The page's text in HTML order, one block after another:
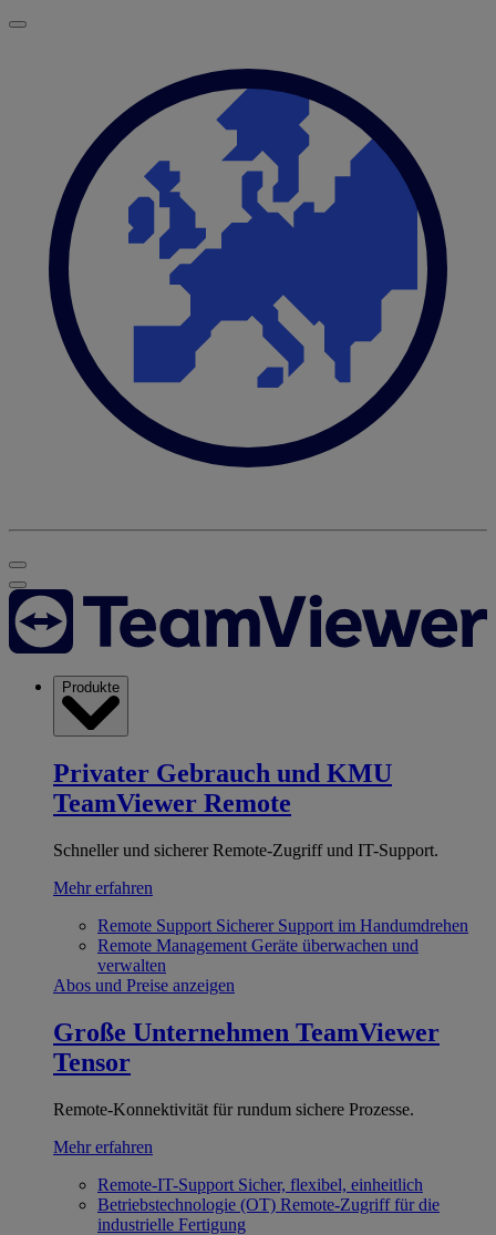
Produkte
Privater Gebrauch und KMU
TeamViewer Remote
Schneller und sicherer Remote-Zugriff und IT-Support.
Mehr erfahren
Remote Support Sicherer Support im Handumdrehen
Remote Management Geräte überwachen und
verwalten
Abos und Preise anzeigen
Große Unternehmen TeamViewer
Tensor
Remote-Konnektivität für rundum sichere Prozesse.
Mehr erfahren
Remote-IT-Support Sicher, flexibel, einheitlich
Betriebstechnologie (OT) Remote-Zugriff für die
industrielle Fertigung